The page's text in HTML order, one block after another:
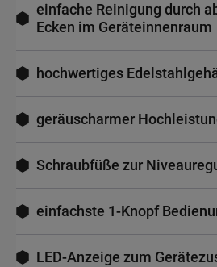
einfache Reinigung durch
Ecken im Geräteinnenraum
hochwertiges
geräuscharmer
Schraubfüße zur
einfachste 1-Knopf
LED-Anzeige zum